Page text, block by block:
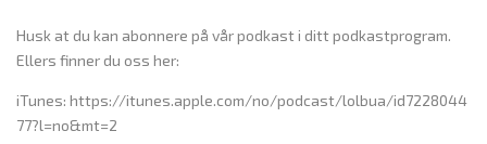
Husk at du kan abonnere på vår podkast i ditt podkastprogram.
Ellers finner du oss her:
iTunes: https://itunes.apple.com/no/podcast/lolbua/id7228044
77?l=no&mt=2